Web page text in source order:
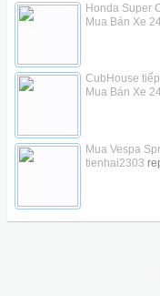
Honda Super
Mua Bán Xe
CubHouse
Mua Bán Xe
Mua Vespa
tienhai2303